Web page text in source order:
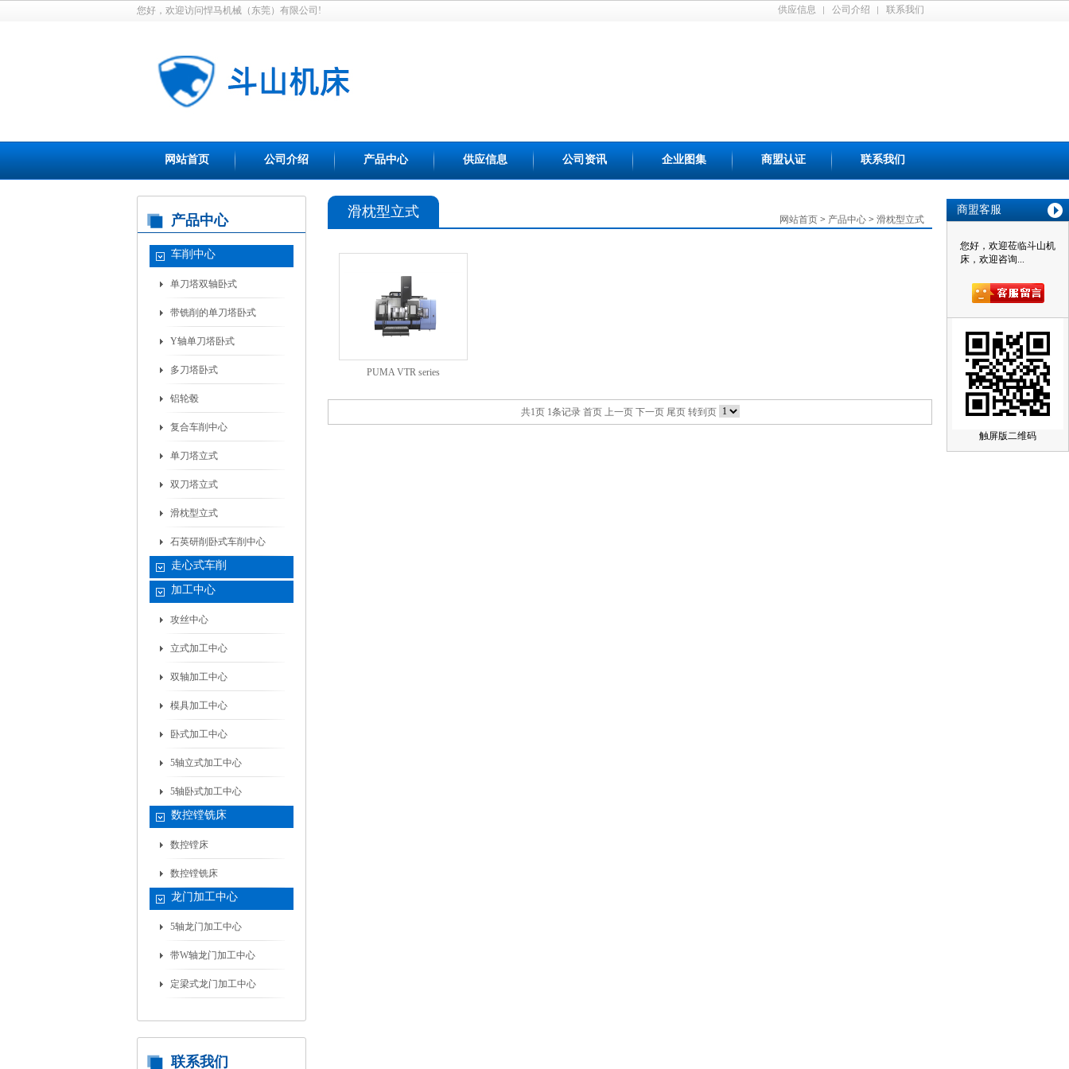
商盟客服
您好，欢迎莅临斗山机
床，欢迎咨询...
触屏版二维码
您好，欢迎访问悍马机械（东莞）有限公司! 供应信息 公司介绍 联系我们
网站首页 公司介绍 产品中心 供应信息 公司资讯 企业图集 商盟认证 联系我们
产品中心
车削中心
单刀塔双轴卧式
带铣削的单刀塔卧式
Y轴单刀塔卧式
多刀塔卧式
铝轮毂
复合车削中心
单刀塔立式
双刀塔立式
滑枕型立式
石英研削卧式车削中心
走心式车削
加工中心
攻丝中心
立式加工中心
双轴加工中心
模具加工中心
卧式加工中心
5轴立式加工中心
5轴卧式加工中心
数控镗铣床
数控镗床
数控镗铣床
龙门加工中心
5轴龙门加工中心
带W轴龙门加工中心
定梁式龙门加工中心
联系我们
网站首页 > 产品中心 > 滑枕型立式
滑枕型立式
PUMA VTR series
共1页 1条记录 首页 上一页 下一页 尾页转到页